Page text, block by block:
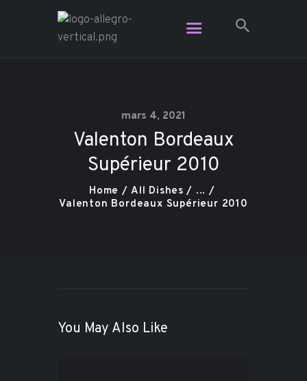
mars 4, 2021
Valenton Bordeaux
Supérieur 2010
Home All Dishes
...
Valenton Bordeaux Supérieur 2010
Vidéo
Plats pour emporter
Contact
Réservation
You May Also Like